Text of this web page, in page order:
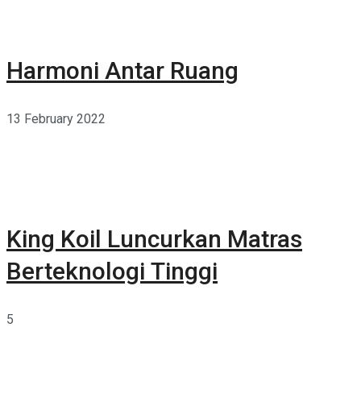
Harmoni Antar Ruang
13 February 2022
King Koil Luncurkan Matras
Berteknologi Tinggi
5